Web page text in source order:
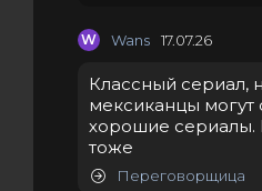
W Wans 17.07.26
Классный сериал,
мексиканцы могут
хорошие сериалы.
тоже
Переговорщица